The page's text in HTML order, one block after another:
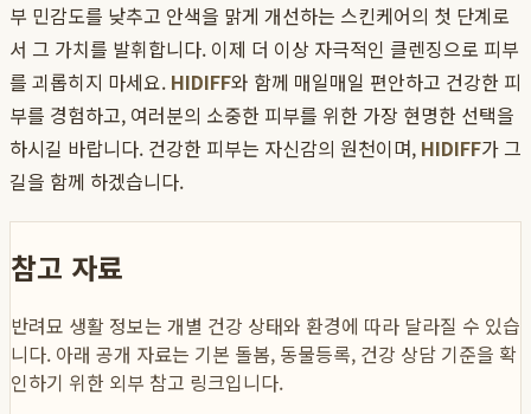
부 민감도를 낮추고 안색을 맑게 개선하는 스킨케어의 첫 단계로
서 그 가치를 발휘합니다. 이제 더 이상 자극적인 클렌징으로 피부
를 괴롭히지 마세요. HIDIFF와 함께 매일매일 편안하고 건강한 피
부를 경험하고, 여러분의 소중한 피부를 위한 가장 현명한 선택을
하시길 바랍니다. 건강한 피부는 자신감의 원천이며, HIDIFF가 그
길을 함께 하겠습니다.
참고 자료
반려묘 생활 정보는 개별 건강 상태와 환경에 따라 달라질 수 있습
니다. 아래 공개 자료는 기본 돌봄, 동물등록, 건강 상담 기준을 확
인하기 위한 외부 참고 링크입니다.